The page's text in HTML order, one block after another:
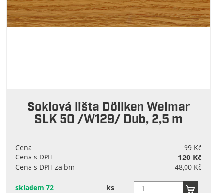
Soklová lišta Döllken Weimar
SLK 50 /W129/ Dub, 2,5 m
Cena
99 Kč
Cena s DPH
120 Kč
Cena s DPH za bm 48,00 Kč
skladem 72 ks